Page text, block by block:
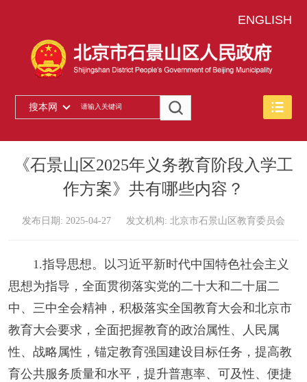
ENGLISH
搜本网
《石景山区2025年义务教育阶段入学工
作方案》共有哪些内容？
发布日期: 2025-04-27 发文机构: 北京市石景山区教育委员会
1.指导思想。以习近平新时代中国特色社会主义
思想为指导，全面贯彻落实党的二十大和二十届二
中、三中全会精神，积极落实全国教育大会和北京市
教育大会要求，全面把握教育的政治属性、人民属
性、战略属性，锚定教育强国建设目标任务，提高教
育公共服务质量和水平，提升普惠率、可及性、便捷